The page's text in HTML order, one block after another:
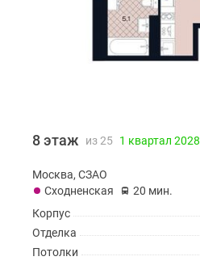
8 этаж из 25 1 квартал 2028
Москва, СЗАО
Сходненская
20 мин.
Корпус
Отделка
Потолки